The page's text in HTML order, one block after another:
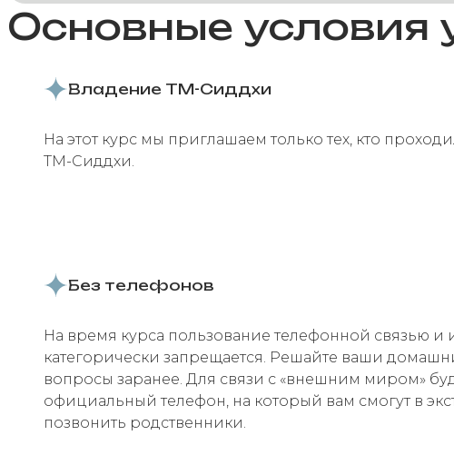
Основные условия
Владение ТМ-Сиддхи
На этот курс мы приглашаем только тех, кто
ТМ-Сиддхи.
Без телефонов
На время курса пользование телефонной связью и
категорически запрещается. Решайте ваши
вопросы заранее. Для связи с «внешним миром»
официальный телефон, на который вам смогут в
позвонить родственники.